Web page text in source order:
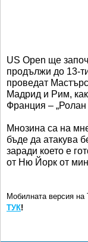
US Open ще
продължи до 13-
проведат
Мадрид и Рим,
Франция – „Ролан
Мнозина са на
бъде да атакува
заради което е
от Ню Йорк от
Мобилната версия на
ТУК!